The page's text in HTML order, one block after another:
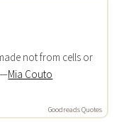
not from cells or
—Mia Couto
Goodreads Quotes